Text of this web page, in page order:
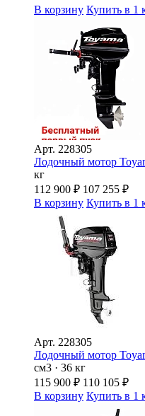
В корзину Купить в 1
Арт. 228305
Лодочный мотор
кг
112 900 ₽ 107 255 ₽
В корзину Купить в 1
Арт. 228305
Лодочный мотор
см3 · 36 кг
115 900 ₽ 110 105 ₽
В корзину Купить в 1